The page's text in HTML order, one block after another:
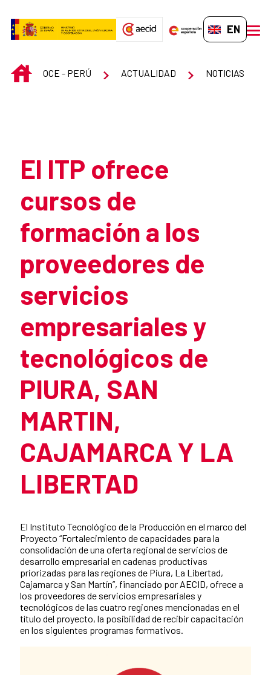
EN-GB
INICIOOCE - PERÚ ACTUALIDAD NOTICIAS
El ITP ofrece
cursos de
formación a los
proveedores de
servicios
empresariales y
tecnológicos de
PIURA, SAN
MARTIN,
CAJAMARCA Y LA
LIBERTAD
El Instituto Tecnológico de la Producción en el marco del
Proyecto “Fortalecimiento de capacidades para la
consolidación de una oferta regional de servicios de
desarrollo empresarial en cadenas productivas
priorizadas para las regiones de Piura, La Libertad,
Cajamarca y San Martín”, financiado por AECID, ofrece a
los proveedores de servicios empresariales y
tecnológicos de las cuatro regiones mencionadas en el
título del proyecto, la posibilidad de recibir capacitación
en los siguientes programas formativos.